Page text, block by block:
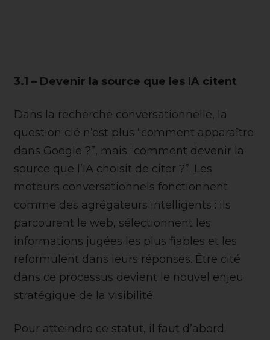
3.1 – Devenir la source que les IA citent
Dans la recherche conversationnelle, la
question clé n’est plus “comment apparaître
dans Google ?”, mais “comment devenir la
source que l’IA choisit de citer ?”. Les
moteurs conversationnels fonctionnent
comme des agrégateurs intelligents : ils
parcourent le web, sélectionnent les
informations jugées les plus fiables et les
reformulent dans leurs réponses. Être cité
dans ce processus devient le nouvel enjeu
stratégique de la visibilité.
Pour atteindre ce statut, il faut d’abord